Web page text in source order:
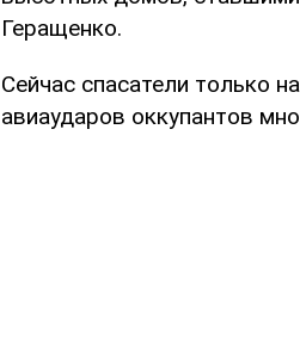
Геращенко.
Сейчас спасатели только
авиаударов оккупантов